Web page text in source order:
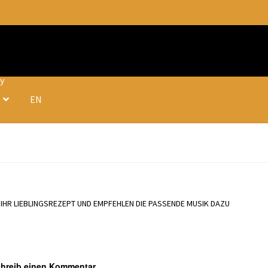
EN
LIEBLINGSREZEPT UND EMPFEHLEN DIE PASSENDE MUSIK DAZU